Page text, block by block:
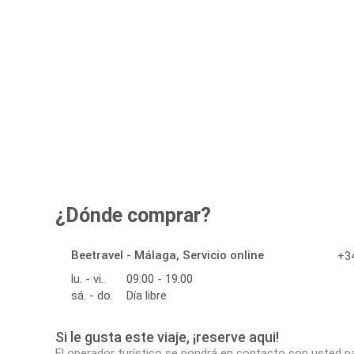
¿Dónde comprar?
Beetravel - Málaga, Servicio online
lu. - vi.
09:00 - 19:00
sá. - do.
Día libre
Si le gusta este viaje, ¡reserve aqui!